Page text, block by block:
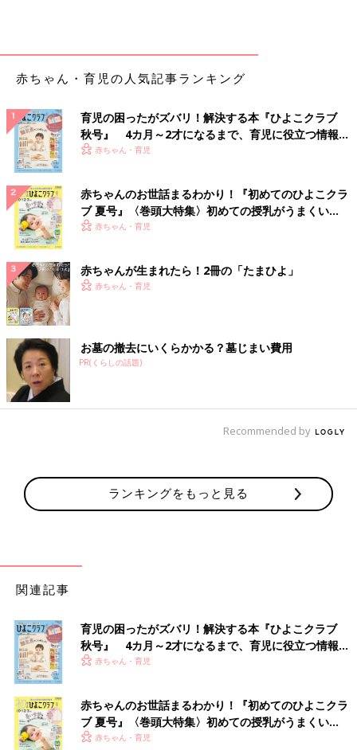
がしまいが、身を挺して彼を支えていくべきなのではないでしょ
うか。どんな理由があったとしても不倫をし、家庭を壊したあげ
にできないでいる、そんな男だったとしてもです。
あなたにとって今の状況は、まさに彼のご家族を悲しませ、不幸
にした不倫の報いが返ってきたとしか言いようがありません。自
す。彼の家庭を壊した報いを重く受け止め、どんなに苦しくても
歯を食いしばりながら、この先の人生を歩んでいってほしいと思
います。
「不倫関係になり3年 これから先どう
したらよいか？」細木かおりさんの人生
だきます。今回の相談内容は今回の相談内容
は、つぐさんからの「不倫関係になり3年 こ
細木かおり先生
細木かおり／ほそきかおり
1978年12月11日生まれ。一男二女の母であり、二人の孫を持
つ。細木数子のマネージャー兼アシスタントを経て、六星占術継
承者に。母・数子の意志を継承し、個人鑑定と「六星占術をヒン
トにより幸せな人生を」を柱とした講演会を行い、さまざまな世
赤ちゃん・育児の人気記事ランキング
育児の困ったがズバリ！解決する本『ひよこクラブ
秋号』 4カ月～2才になるまで、育児に役立つ情報が
いっぱい！
赤ちゃん・育児
赤ちゃんのお世話まるわかり！『初めてのひよこクラ
ブ 夏号』〈巻頭大特集〉初めての授乳がうまくい
く！ おっぱい・ミルクの基本と夏のトラブル 解決テ
赤ちゃん・育児
赤ちゃんが生まれたら！2冊の「たまひよ」
赤ちゃん・育児
お墓の撤去にいくらかかる？墓じまい費用
PR(くらしの話題)
Recommended by
ランキングをもっと見る
関連記事
育児の困ったがズバリ！解決する本『ひよこクラブ
秋号』 4カ月～2才になるまで、育児に役立つ情報が
いっぱい！
赤ちゃん・育児
赤ちゃんのお世話まるわかり！『初めてのひよこクラ
ブ 夏号』〈巻頭大特集〉初めての授乳がうまくい
く！ おっぱい・ミルクの基本と夏のトラブル 解決テ
赤ちゃん・育児